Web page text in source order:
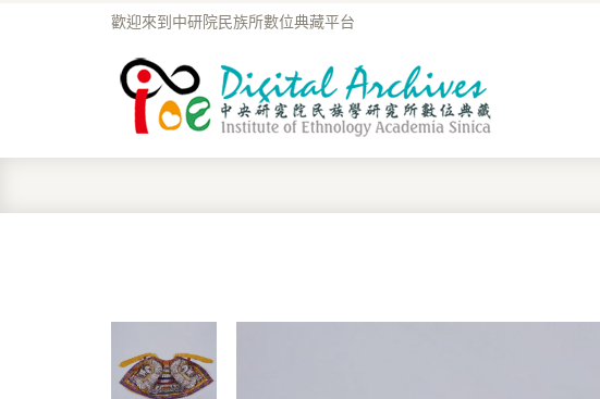
歡迎來到中研院民族所數位典藏平台